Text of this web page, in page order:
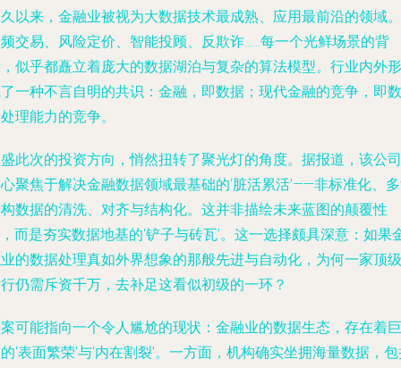
以来，金融业被视为大数据技术最成熟、应用最前沿的领域。
交易、风险定价、智能投顾、反欺诈……每一个光鲜场景的背
似乎都矗立着庞大的数据湖泊与复杂的算法模型。行业内外形
一种不言自明的共识：金融，即数据；现代金融的竞争，即数
理能力的竞争。
此次的投资方向，悄然扭转了聚光灯的角度。据报道，该公司
聚焦于解决金融数据领域最基础的‘脏活累活’——非标准化、
数据的清洗、对齐与结构化。这并非描绘未来蓝图的颠覆性
而是夯实数据地基的‘铲子与砖瓦’。这一选择颇具深意：如果
的数据处理真如外界想象的那般先进与自动化，为何一家顶级
仍需斥资千万，去补足这看似初级的一环？
可能指向一个令人尴尬的现状：金融业的数据生态，存在着巨
‘表面繁荣’与‘内在割裂’。一方面，机构确实坐拥海量数据，